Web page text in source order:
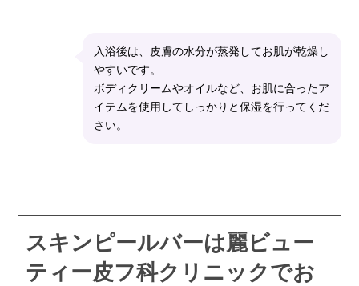
入浴後は、皮膚の水分が蒸発してお肌が乾燥し
やすいです。
ボディクリームやオイルなど、お肌に合ったア
イテムを使用してしっかりと保湿を行ってくだ
さい。
スキンピールバーは麗ビュー
ティー皮フ科クリニックでお